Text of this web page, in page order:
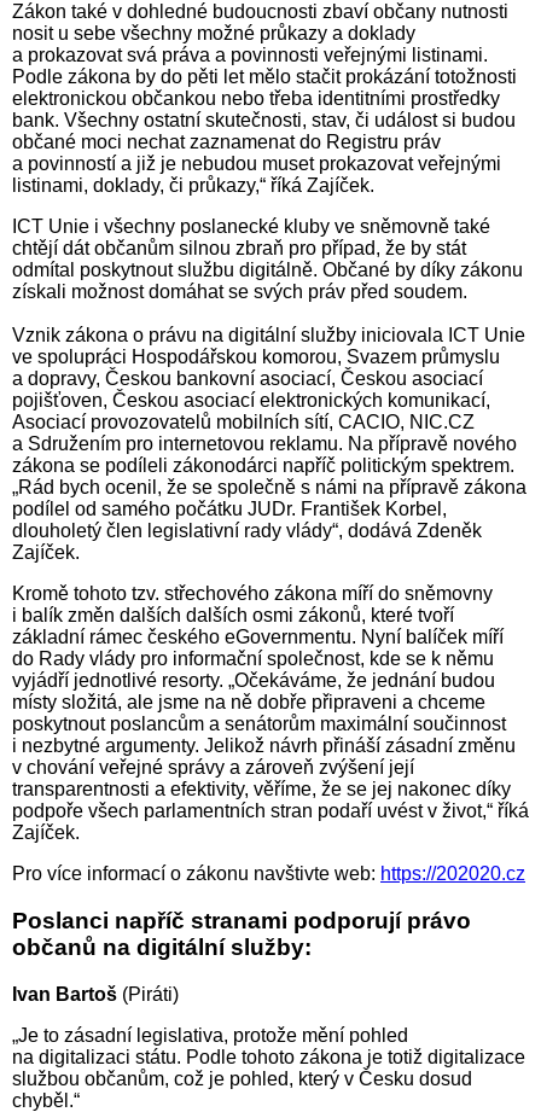
Zákon také v dohledné budoucnosti zbaví občany nutnosti
nosit u sebe všechny možné průkazy a doklady
a prokazovat svá práva a povinnosti veřejnými listinami.
Podle zákona by do pěti let mělo stačit prokázání totožnosti
elektronickou občankou nebo třeba identitními prostředky
bank. Všechny ostatní skutečnosti, stav, či událost si budou
občané moci nechat zaznamenat do Registru práv
a povinností a již je nebudou muset prokazovat veřejnými
listinami, doklady, či průkazy,“ říká Zajíček.
ICT Unie i všechny poslanecké kluby ve sněmovně také
chtějí dát občanům silnou zbraň pro případ, že by stát
odmítal poskytnout službu digitálně. Občané by díky zákonu
získali možnost domáhat se svých práv před soudem.
Vznik zákona o právu na digitální služby iniciovala ICT Unie
ve spolupráci Hospodářskou komorou, Svazem průmyslu
a dopravy, Českou bankovní asociací, Českou asociací
pojišťoven, Českou asociací elektronických komunikací,
Asociací provozovatelů mobilních sítí, CACIO, NIC.CZ
a Sdružením pro internetovou reklamu. Na přípravě nového
zákona se podíleli zákonodárci napříč politickým spektrem.
„Rád bych ocenil, že se společně s námi na přípravě zákona
podílel od samého počátku JUDr. František Korbel,
dlouholetý člen legislativní rady vlády“, dodává Zdeněk
Zajíček.
Kromě tohoto tzv. střechového zákona míří do sněmovny
i balík změn dalších dalších osmi zákonů, které tvoří
základní rámec českého eGovernmentu. Nyní balíček míří
do Rady vlády pro informační společnost, kde se k němu
vyjádří jednotlivé resorty. „Očekáváme, že jednání budou
místy složitá, ale jsme na ně dobře připraveni a chceme
poskytnout poslancům a senátorům maximální součinnost
i nezbytné argumenty. Jelikož návrh přináší zásadní změnu
v chování veřejné správy a zároveň zvýšení její
transparentnosti a efektivity, věříme, že se jej nakonec díky
podpoře všech parlamentních stran podaří uvést v život,“ říká
Zajíček.
Pro více informací o zákonu navštivte web: https://202020.cz
Poslanci napříč stranami podporují právo
občanů na digitální služby:
Ivan Bartoš (Piráti)
„Je to zásadní legislativa, protože mění pohled
na digitalizaci státu. Podle tohoto zákona je totiž digitalizace
službou občanům, což je pohled, který v Česku dosud
chyběl.“